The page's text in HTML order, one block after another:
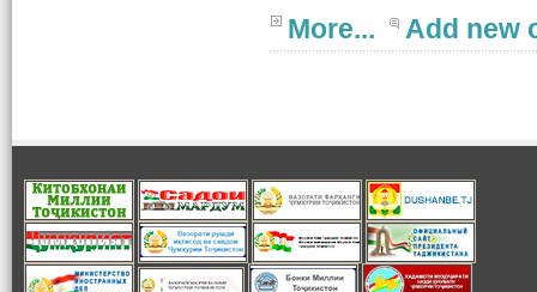
More...
Add new